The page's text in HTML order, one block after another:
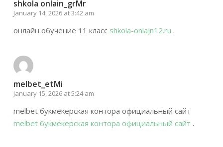
shkola onlain_grMr
January 14, 2026 at 3:42 am
онлайн обучение 11 класс shkola-onlajn12.ru .
melbet_etMi
January 15, 2026 at 5:24 am
melbet букмекерская контора официальный сайт
melbet букмекерская контора официальный сайт .